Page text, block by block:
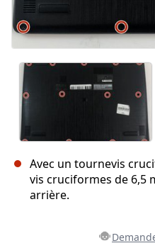
Avec un tournevis
vis cruciformes de 6,5
arrière.